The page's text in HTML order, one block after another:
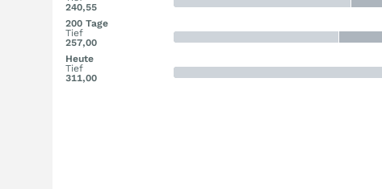
240,55
200 Tage
Tief
257,00
Heute
Tief
311,00